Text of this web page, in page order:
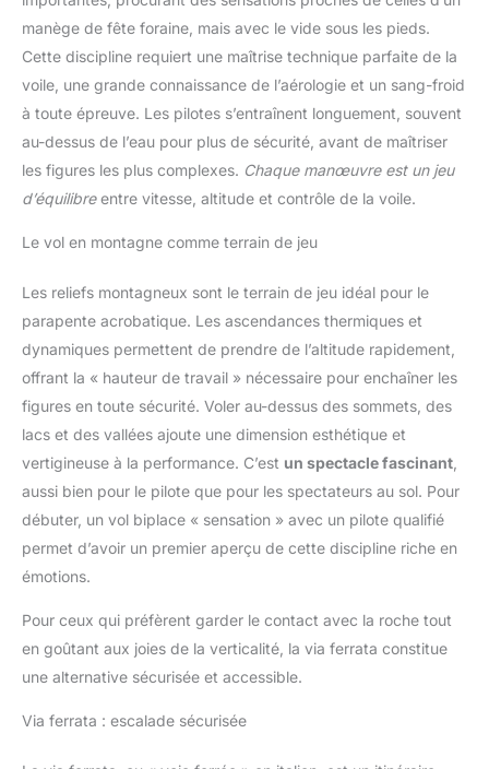
manège de fête foraine, mais avec le vide sous les pieds.
Cette discipline requiert une maîtrise technique parfaite de la
voile, une grande connaissance de l’aérologie et un sang-froid
à toute épreuve. Les pilotes s’entraînent longuement, souvent
au-dessus de l’eau pour plus de sécurité, avant de maîtriser
les figures les plus complexes. Chaque manœuvre est un jeu
d’équilibreentre vitesse, altitude et contrôle de la voile.
Le vol en montagne comme terrain de jeu
Les reliefs montagneux sont le terrain de jeu idéal pour le
parapente acrobatique. Les ascendances thermiques et
dynamiques permettent de prendre de l’altitude rapidement,
offrant la « hauteur de travail » nécessaire pour enchaîner les
figures en toute sécurité. Voler au-dessus des sommets, des
lacs et des vallées ajoute une dimension esthétique et
vertigineuse à la performance. C’est un spectacle fascinant
aussi bien pour le pilote que pour les spectateurs au sol. Pour
débuter, un vol biplace « sensation » avec un pilote qualifié
permet d’avoir un premier aperçu de cette discipline riche en
émotions.
Pour ceux qui préfèrent garder le contact avec la roche tout
en goûtant aux joies de la verticalité, la via ferrata constitue
une alternative sécurisée et accessible.
Via ferrata : escalade sécurisée